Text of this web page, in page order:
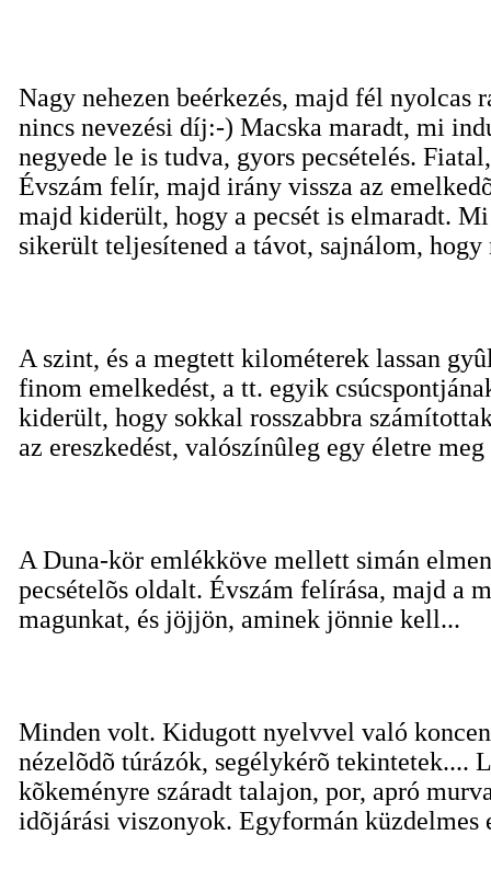
Nagy nehezen beérkezés, majd fél
nincs nevezési díj:-) Macska maradt, mi
negyede le is tudva, gyors pecsételés.
Évszám felír, majd irány vissza az
majd kiderült, hogy a pecsét is elmaradt.
sikerült teljesítened a távot, sajnálom,
A szint, és a megtett kilométerek lassan
finom emelkedést, a tt. egyik
kiderült, hogy sokkal rosszabbra
az ereszkedést, valószínûleg egy életre
A Duna-kör emlékköve mellett simán
pecsételõs oldalt. Évszám felírása, majd a
magunkat, és jöjjön, aminek jönnie kell...
Minden volt. Kidugott nyelvvel való
nézelõdõ túrázók, segélykérõ tekintetek....
kõkeményre száradt talajon, por, apró
idõjárási viszonyok. Egyformán